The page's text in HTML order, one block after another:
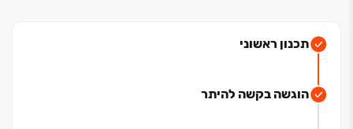
ט.ל.חתכנון ראשוני
הוגשה בקשה להיתר